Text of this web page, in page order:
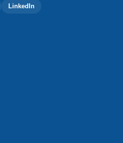
LinkedIn